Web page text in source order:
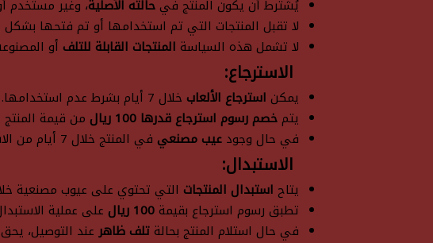
يُشترط أن يكون المنتج فيحالته الأصلية، وغير مستخدم
لا تقبل المنتجات التي تم استخدامها أو تم فتحها بشكل
لا تشمل هذه السياسة المنتجات القابلة للتلف أو
الاسترجاع:
يمكن استرجاع الألعاب خلال 7 أيام بشرط عدم استخدامها.
يتمخصم رسوم استرجاع قدرها 100 ريال
من قيمة
في حال وجود عيب مصنعي في المنتج خلال 7 أيام من الاستلام، يتم الاسترجاع
الاستبدال:
يتاح استبدال المنتجات التي تحتوي على عيوب مصنعية
تطبق رسوم استرجاع بقيمة100 ريال
على عملية
في حال استلام المنتج بحالةتلف ظاهر عند التوصيل، يحق